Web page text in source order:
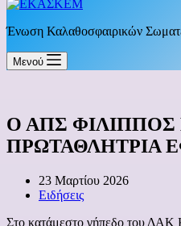
Ένωση Καλαθοσφαιρικών
Μενού
Ο ΑΠΣ ΦΙΛΙΠΠΟΣ
ΠΡΩΤΑΘΛΗΤΡΙΑ
23 Μαρτίου 2026
Ειδήσεις
Στο κατάμεστο γήπεδο του